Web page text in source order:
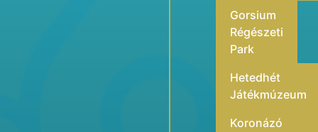
Gorsium
Régészeti
Park
Hetedhét
Játékmúzeum
Koronázó